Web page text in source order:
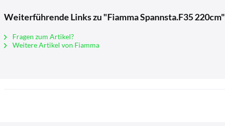
Weiterführende Links zu "Fiamma Spannsta.F35 220cm"
Fragen zum Artikel?
Weitere Artikel von Fiamma